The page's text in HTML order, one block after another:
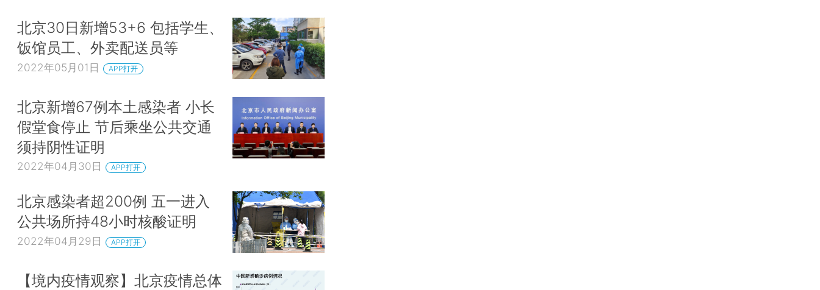
北京30日新增53+6 包括学生、
饭馆员工、外卖配送员等
2022年05月01日 APP打开
北京新增67例本土感染者 小长
假堂食停止 节后乘坐公共交通
须持阴性证明
2022年04月30日 APP打开
北京感染者超200例 五一进入
公共场所持48小时核酸证明
2022年04月29日 APP打开
【境内疫情观察】北京疫情总体